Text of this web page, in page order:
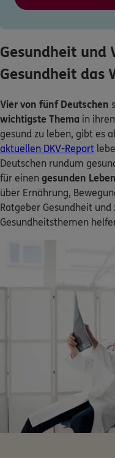
Gesundheit und
Gesundheit das
Vier von fünf Deutschen
wichtigste Thema in
gesund zu leben, gibt es
aktuellen DKV-Report
Deutschen rundum
für einen gesunden
über Ernährung,
Ratgeber Gesundheit
Gesundheitsthemen